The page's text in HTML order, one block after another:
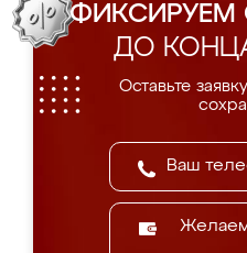
ФИКСИРУЕМ
ДО
Оставьте